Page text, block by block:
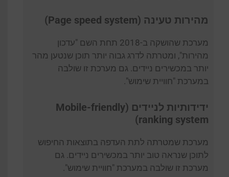
מהירות טעינה (Page speed system)
מערכת שהושקה ב-2018 תחת השם "עדכון
מהירות", ומטרתה לדרג גבוה יותר תוכן שנטען מהר
יותר במכשירים ניידים. גם מערכת זו שולבה
במערכת "חוויית שימוש".
ידידותיות לניידים (Mobile-friendly
ranking system)
מערכת שמטרתה לתת העדפה בתוצאות החיפוש
לתוכן שנראה טוב יותר במכשירים ניידים. גם
מערכת זו שולבה במערכת "חוויית שימוש".